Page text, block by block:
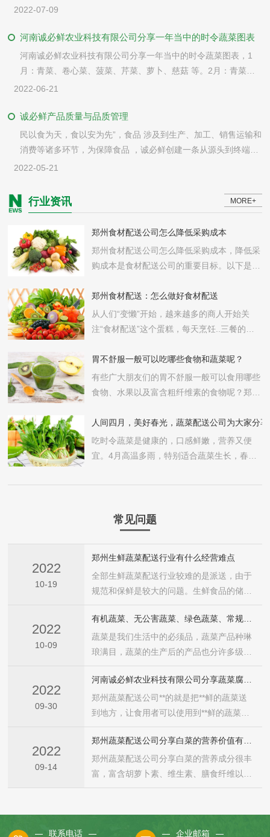
竖着放却和生长的方向一致，竖着放的蔬菜就要比横着放的要能
2022-07-09
河南诚必鲜农业科技有限公司分享一年当中的时令蔬菜图表
河南诚必鲜农业科技有限公司分享一年当中的时令蔬菜图表，1
月：青菜、卷心菜、菠菜、芹菜、萝卜、慈菇 等。2月：青菜、
卷心菜、菠菜、芹菜、菜尖等。3月：青菜、菠菜、芹菜、菜尖、
2022-06-21
诚必鲜产品质量与品质管理
民以食为天，食以安为先”，食品 涉及到生产、加工、销售运输和
消费等诸多环节，为保障食品 ，诚必鲜创建一条从源头到终端覆
盖各个环节的 食品通道，实施完成从“田间地头”到消费者“餐
2022-05-21
行业资讯 MORE+
郑州食材配送公司怎么降低采购成本
郑州食材配送公司怎么降低采购成本，降低采
购成本是食材配送公司的重要目标。以下是郑
持质量和供应稳定性的同时降低采购成本：
郑州食材配送：怎么做好食材配送
从人们“变懒”开始，越来越多的商人开始关
注“食材配送”这个蛋糕，每天烹饪..三餐的新
多的食堂和餐馆选择食材配送公司来送菜，如
何做好食材配送？郑州食材配送告诉你。
胃不舒服一般可以吃哪些食物和蔬菜呢？
有些广大朋友们的胃不舒服一般可以食用哪些
食物、水果以及富含粗纤维素的食物呢？郑州
没有..，需要尽快进行检查，查明其原因，具
体情况如下：
人间四月，美好春光，蔬菜配送公司为大家分
吃时令蔬菜是健康的，口感鲜嫩，营养又便
宜。4月高温多雨，特别适合蔬菜生长，春季
以春季一定要多吃蔬菜，蔬菜配送公司告诉代
常见问题
2022
10-19
郑州生鲜蔬菜配送行业有什么经营难点
全部生鲜蔬菜配送行业较难的是派送，由于
规范和保鲜是较大的问题。生鲜食品的储存
时间较短，要是没有让产品们维持在..好是
情况，就没有意义了。
2022
10-09
有机蔬菜、无公害蔬菜、绿色蔬菜、常规蔬菜有什么区别？
蔬菜是我们生活中的必须品，蔬菜产品种琳
琅满目，蔬菜的生产后的产品也分许多级
别，我们常说的有机蔬菜、无公害蔬菜、绿
色蔬菜、常规蔬菜有什么区别，大家了解多
少?
2022
09-30
河南诚必鲜农业科技有限公司分享蔬菜腐烂之后危害巨大，请勿食用
郑州蔬菜配送公司**的就是把**鲜的蔬菜送
到地方，让食用者可以使用到**鲜的蔬菜。
但是您知道一些蔬菜腐烂之后的危害巨大，
这些蔬菜看起来只是有轻微的腐烂，但是这
些腐烂都是因为一些细菌引起的
2022
09-14
郑州蔬菜配送公司分享白菜的营养价值有哪些
郑州蔬菜配送公司分享白菜的营养成分很丰
富，富含胡萝卜素、维生素、膳食纤维以及
蛋白质、脂肪和钙、磷、铁等。
联系电话 企业邮箱